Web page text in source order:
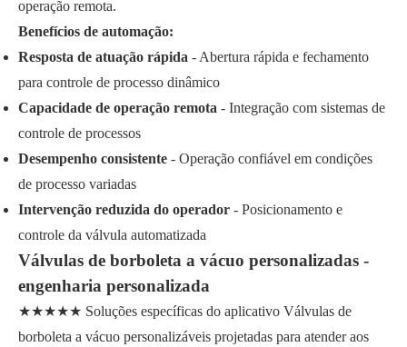
operação remota.
Benefícios de automação:
Resposta de atuação rápida - Abertura rápida e fechamento
para controle de processo dinâmico
Capacidade de operação remota - Integração com sistemas de
controle de processos
Desempenho consistente - Operação confiável em condições
de processo variadas
Intervenção reduzida do operador - Posicionamento e
controle da válvula automatizada
Válvulas de borboleta a vácuo personalizadas -
engenharia personalizada
★★★★★ Soluções específicas do aplicativo Válvulas de
borboleta a vácuo personalizáveis projetadas para atender aos